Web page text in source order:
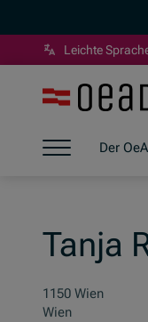
Leichte
Der
Tanja
1150 Wien
Wien